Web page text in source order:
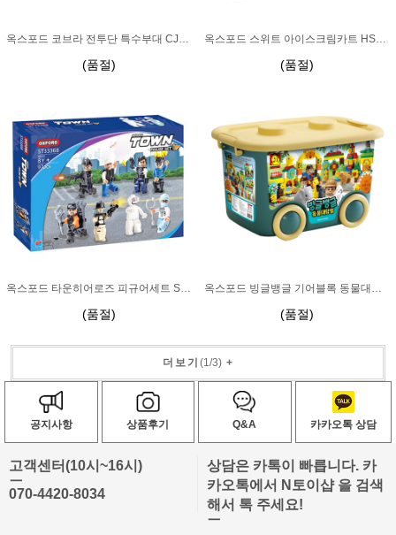
옥스포드 코브라 전투단 특수부대 CJ3656
(품절)
옥스포드 스위트 아이스크림카트 HS33921
(품절)
옥스포드 타운히어로즈 피규어세트 ST33368
(품절)
옥스포드 빙글뱅글 기어블록 동물대탐험 BG2751
(품절)
더보기 (1/3)+
공지사항 상품후기 Q&A 카카오톡 상담
고객센터(10시~16시)
ㅡ
070-4420-8034
상담은 카톡이 빠릅니다. 카
카오톡에서 N토이샵 을 검색
해서 톡 주세요!
ㅡ